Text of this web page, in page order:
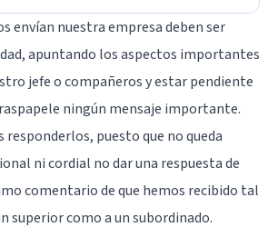
envían nuestra empresa deben ser
apuntando los aspectos importantes
jefe o compañeros y estar pendiente
ningún mensaje importante.
responderlos, puesto que no queda
ni cordial no dar una respuesta de
comentario de que hemos recibido tal
superior como a un subordinado.